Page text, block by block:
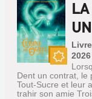
2026
Dent un contrat, le
Tout-Sucre et leur
trahir son amie